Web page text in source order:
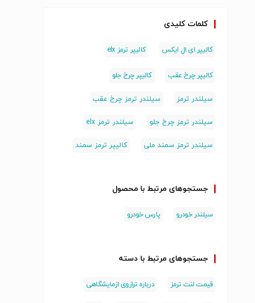
کلمات کلیدی
کالیپر ای ال ایکس کالیپر ترمز elx
کالیپر چرخ عقب کالیپر چرخ جلو
سیلندر ترمز سیلندر ترمز چرخ عقب
سیلندر ترمز چرخ جلو سیلندر ترمز elx
سیلندر ترمز سمند ملی کالیپر ترمز سمند
جستجوهای مرتبط با محصول
سیلندر خودرو پارس خودرو
جستجوهای مرتبط با دسته
قیمت لنت ترمز درباره ترازوی ازمایشگاهی